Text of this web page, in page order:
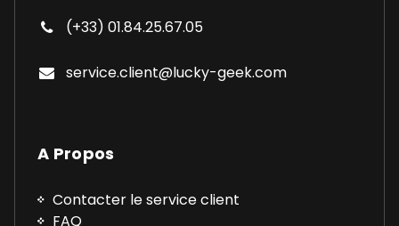
(+33) 01.84.25.67.05
service.client@lucky-geek.com
A Propos
Contacter le service client
FAQ